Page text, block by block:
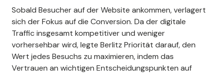
Sobald Besucher auf der Website ankommen, verlagert
sich der Fokus auf die Conversion. Da der digitale
Traffic insgesamt kompetitiver und weniger
vorhersehbar wird, legte Berlitz Priorität darauf, den
Wert jedes Besuchs zu maximieren, indem das
Vertrauen an wichtigen Entscheidungspunkten auf